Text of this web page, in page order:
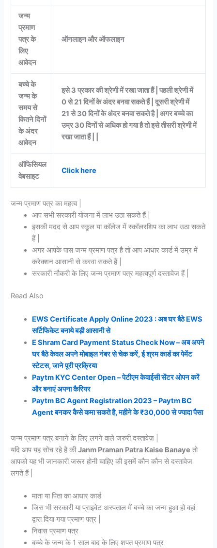
जन्म
प्रमाण
पत्र के
लिए
आवेदन
ऑनलाइन और ऑफलाइन
बच्चे के
जन्म के
समय से
कितने दिनों
के अंदर
आवेदन
इसे 3 प्रकार की श्रेणी में रखा जाता हैं | पहली श्रेणी में
0 से 21 दिनों के अंदर बनवा सकते हैं | दूसरी श्रेणी में
21 से 30 दिनों के अंदर बनवा सकते है | अगर बच्चे का
उम्र 30 दिनों से अधिक हो गया है तो इसे तीसरी श्रेणी में
रखा जाता हैं | |
ऑफिसियल
वेबसाइट
Click here
जन्म प्रमाण पत्र का महत्व |
आप सभी सरकारी योजना में लाभ उठा सकते हैं |
इसकी मदद से आप स्कूल या कॉलेज में स्कॉलरशिप का लाभ उठा सकते
हैं |
अगर आपके पास जन्म प्रमाण पत्र है तो आप आधार कार्ड में उम्र में
करेक्शन आसानी से करवा सकते हैं |
सरकारी नौकरी के लिए जन्म प्रमाण पत्र महत्वपूर्ण दस्तावेज हैं |
Read Also
EWS Certificate Apply Online 2023 : अब घर बैठे EWS
सर्टिफिकेट बनाये बड़ी आसानी से
E Shram Card Payment Status Check Now – अब अपने
घर बैठे केवल अपने मोबाइल नंबर से चेक करें, ई श्रम कार्ड का पेमेंट
स्टेटस, जाने पूरी प्रक्रिया
Paytm KYC Center Open – पेटीएम केवाईसी सेंटर ओपन करें
और बनाएं अपना कैरियर
Paytm BC Agent Registration 2023 – Paytm BC
Agent बनकर कैसे कमा सकते है, महीने के ₹30,000 से ज्यादा पैसा
जन्म प्रमाण पत्र बनाने के लिए लगने वाले जरुरी दस्तावेज़ |
यदि आप यह सोच रहे है कीJanm Praman Patra Kaise Banaye तो
आपको यह भी जानकारी जरूर होनी चाहिए की इसमें कौन कौन से दस्तावेज
लगते हैं |
माता या पिता का आधार कार्ड
जिस भी सरकारी या प्राइवेट अस्पताल में बच्चे का जन्म हुआ हो वहां
द्वारा दिया गया प्रमाण पत्र |
निवास प्रमाण पत्र
बच्चे के जन्म के 1 साल बाद के लिए शपत प्रमाण पत्र